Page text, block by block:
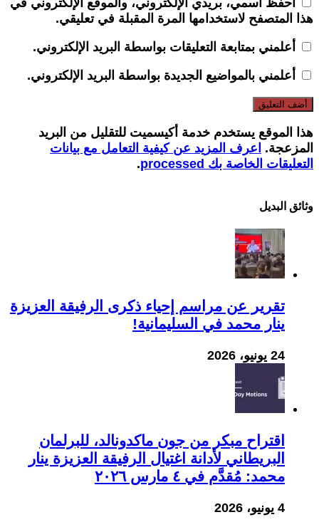
احفظ اسمي، بريدي الإلكتروني، والموقع الإلكتروني في
هذا المتصفح لاستخدامها المرة المقبلة في تعليقي.
أعلمني بمتابعة التعليقات بواسطة البريد الإلكتروني.
أعلمني بالمواضيع الجديدة بواسطة البريد الإلكتروني.
هذا الموقع يستخدم خدمة أكيسميت للتقليل من البريد
المزعجة. اعرف المزيد عن كيفية التعامل مع بيانات
التعليقات الخاصة بك processed
.
وثائق البدیل
تقرير عن مراسم إحياء ذكرى الرفيقة العزيزة
ينار محمد في السليمانية!
24 يونيو، 2026
اقتراح مبكر من جون ماكدونالد، للبرلمان
البريطاني لأدانة اغتيال الرفيقة العزيزة ينار
محمد: مُقدَّم في ٤ مارس ٢٠٢٦
4 يونيو، 2026